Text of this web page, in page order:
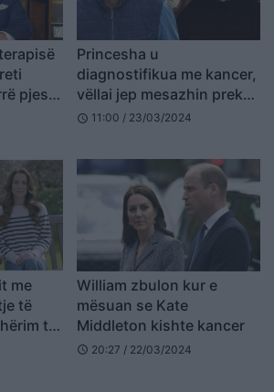
pjesë
Princesha u
diagnostifikua me kancer,
vëllai jep mesazhin prekës
(FOTO)
schedule 11:00 / 23/03/2024
me
të
të
William zbulon kur e
mësuan se Kate
Middleton kishte kancer
schedule 20:27 / 22/03/2024